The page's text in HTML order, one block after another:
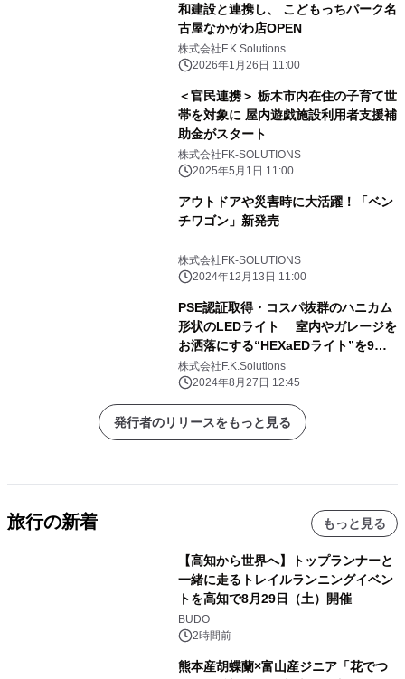
和建設と連携し、 こどもっちパーク名
古屋なかがわ店OPEN
株式会社F.K.Solutions
2026年1月26日 11:00
＜官民連携＞ 栃木市内在住の子育て世
帯を対象に 屋内遊戯施設利用者支援補
助金がスタート
株式会社FK-SOLUTIONS
2025年5月1日 11:00
アウトドアや災害時に大活躍！「ベン
チワゴン」新発売
株式会社FK-SOLUTIONS
2024年12月13日 11:00
PSE認証取得・コスパ抜群のハニカム
形状のLEDライト 室内やガレージを
お洒落にする“HEXaEDライト”を9月1
日発売
株式会社F.K.Solutions
2024年8月27日 12:45
発行者のリリースをもっと見る
旅行の新着 もっと見る
【高知から世界へ】トップランナーと
一緒に走るトレイルランニングイベン
トを高知で8月29日（土）開催
BUDO
2時間前
熊本産胡蝶蘭×富山産ジニア「花でつ